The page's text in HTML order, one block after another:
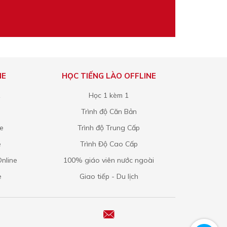
HỌC TIẾNG LÀO OFFLINE
Học 1 kèm 1
Trình độ Căn Bản
Trình độ Trung Cấp
Trình Độ Cao Cấp
100% giáo viên nước ngoài
Giao tiếp - Du lịch